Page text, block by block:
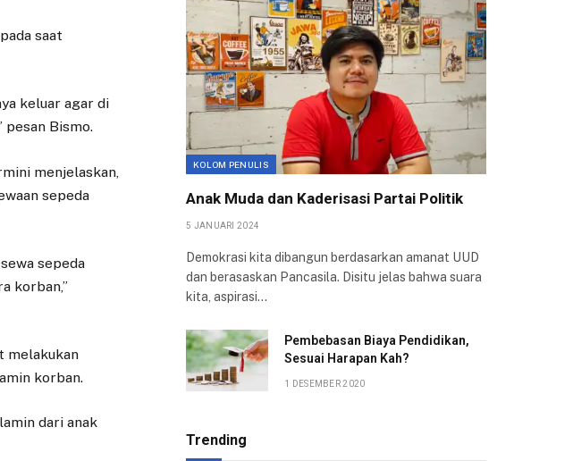
saat
keluar agar di
pesan Bismo.
menjelaskan,
sepeda
sepeda
korban,”
melakukan
korban.
dari anak
KOLOM PENULIS
Anak Muda dan Kaderisasi Partai Politik
5 JANUARI 2024
Demokrasi kita dibangun berdasarkan amanat UUD
dan berasaskan Pancasila. Disitu jelas bahwa suara
kita, aspirasi…
Pembebasan Biaya Pendidikan,
Sesuai Harapan Kah?
1 DESEMBER 2020
Trending